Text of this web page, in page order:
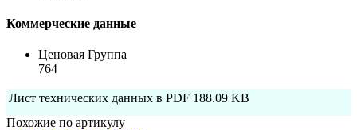
Коммерческие данные
Ценовая Группа
764
Лист технических данных в PDF 188.09 KB
Похожие по артикулу